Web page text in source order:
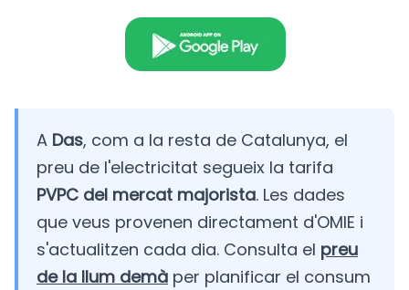
A Das, com a la resta de Catalunya, el
preu de l'electricitat segueix la tarifa
PVPC del mercat majorista. Les dades
que veus provenen directament d'OMIE i
s'actualitzen cada dia. Consulta el preu
de la llum demà per planificar el consum